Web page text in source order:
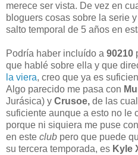
merece ser vista. De vez en
bloguers cosas sobre la serie
salto temporal de 5 años en
Podría haber incluído a 90210
que hablé sobre ella y que
la viera, creo que ya es
Algo parecido me pasa con
Jurásica) y Crusoe, de las
suficiente aunque a esto no le
porque ni siquiera me puse
en este club pero que puede
su tercera temporada, es Kyle